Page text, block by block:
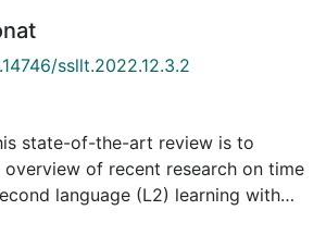
ssllt.2022.12.3.2
state-of-the-art review is to
of recent research on time
language (L2) learning with
for classroom settings. Several